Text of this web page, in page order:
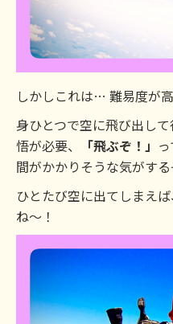
しかしこれは… 難易度が
身ひとつで空に飛び出し
悟が必要、
「飛ぶぞ！」
間がかかりそうな気がする
ひとたび空に出てしまえ
ね〜！